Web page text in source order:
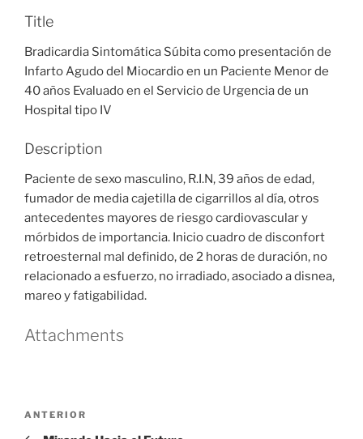
Title
Bradicardia Sintomática Súbita como presentación de
Infarto Agudo del Miocardio en un Paciente Menor de
40 años Evaluado en el Servicio de Urgencia de un
Hospital tipo IV
Description
Paciente de sexo masculino, R.I.N, 39 años de edad,
fumador de media cajetilla de cigarrillos al día, otros
antecedentes mayores de riesgo cardiovascular y
mórbidos de importancia. Inicio cuadro de disconfort
retroesternal mal definido, de 2 horas de duración, no
relacionado a esfuerzo, no irradiado, asociado a disnea,
mareo y fatigabilidad.
Attachments
Entrada
anterior
ANTERIOR